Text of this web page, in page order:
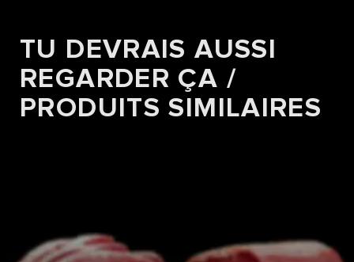
RECETTES
ENTRECÔTE À LA PATATE DOUCE
ET CHOUX DE BRUXELLES
TU DEVRAIS AUSSI
REGARDER ÇA /
PRODUITS SIMILAIRES